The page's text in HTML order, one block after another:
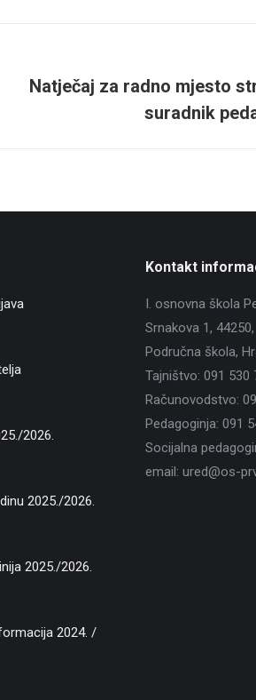
Natječaj za radno mjesto
suradnik
2026.
2025./2026.
2025./2026.
2024. /
Kontakt
I. osnovna škola
Srnakova 1,
Područna škola,
Tajništvo: 091 530
Računovodstvo:
Pedagoginja: 091
Socijalna
email: ured@os-